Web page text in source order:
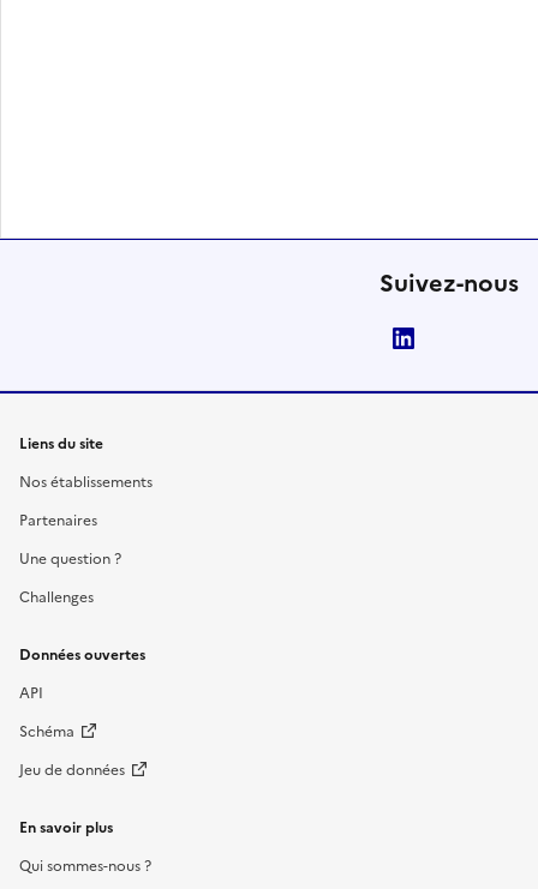
Suivez-nous
Liens du site
Nos établissements
Partenaires
Une question ?
Challenges
Données ouvertes
API
Schéma
Jeu de données
En savoir plus
Qui sommes-nous ?